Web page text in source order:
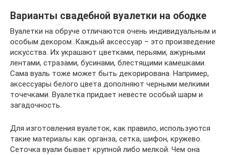
Варианты свадебной вуалетки на ободке
Вуалетки на обруче отличаются очень индивидуальным и
особым декором. Каждый аксессуар – это произведение
искусства. Их украшают цветками, перьями, ажурными
лентами, стразами, бусинами, блестящими камешками.
Сама вуаль тоже может быть декорирована. Например,
аксессуары белого цвета дополняют черными мелкими
точечками. Вуалетка придает невесте особый шарм и
загадочность.
Для изготовления вуалеток, как правило, используются
такие материалы как органза, сетка, шифон, кружево.
Сеточка вуали бывает крупной либо мелкой. Чем она